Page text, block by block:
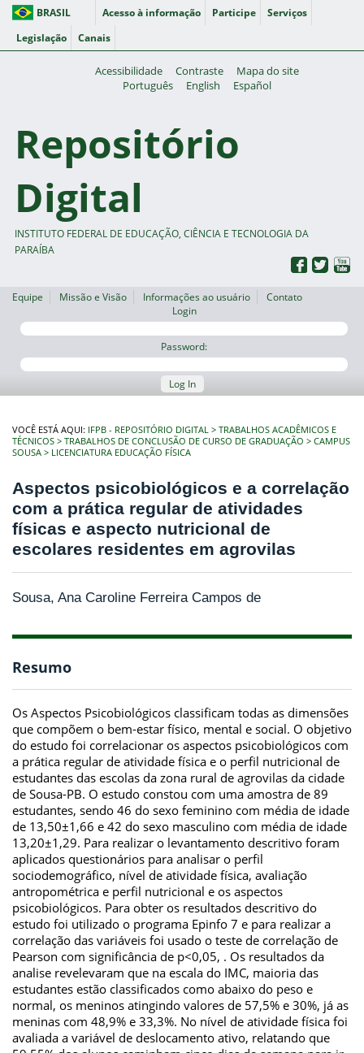
BRASIL Acesso à informação Participe
Serviços
Legislação
Canais
Acessibilidade Contraste
Mapa do site
Português
English Español
Repositório
Digital
INSTITUTO FEDERAL DE EDUCAÇÃO, CIÊNCIA E TECNOLOGIA DA
PARAÍBA
Equipe Missão e Visão Informações ao usuário
Contato
Login
Password:
Log In
VOCÊ ESTÁ AQUI: IFPB - REPOSITÓRIO DIGITAL
TRABALHOS ACADÊMICOS E
TÉCNICOS
TRABALHOS DE CONCLUSÃO DE CURSO DE GRADUAÇÃO
CAMPUS
SOUSA
LICENCIATURA EDUCAÇÃO FÍSICA
Aspectos psicobiológicos e a correlação
com a prática regular de atividades
físicas e aspecto nutricional de
escolares residentes em agrovilas
Sousa, Ana Caroline Ferreira Campos de
Resumo
Os Aspectos Psicobiológicos classificam todas as dimensões
que compõem o bem-estar físico, mental e social. O objetivo
do estudo foi correlacionar os aspectos psicobiológicos com
a prática regular de atividade física e o perfil nutricional de
estudantes das escolas da zona rural de agrovilas da cidade
de Sousa-PB. O estudo constou com uma amostra de 89
estudantes, sendo 46 do sexo feminino com média de idade
de 13,50±1,66 e 42 do sexo masculino com média de idade
13,20±1,29. Para realizar o levantamento descritivo foram
aplicados questionários para analisar o perfil
sociodemográfico, nível de atividade física, avaliação
antropométrica e perfil nutricional e os aspectos
psicobiológicos. Para obter os resultados descritivo do
estudo foi utilizado o programa Epinfo 7 e para realizar a
correlação das variáveis foi usado o teste de correlação de
Pearson com significância de p<0,05, . Os resultados da
analise revelevaram que na escala do IMC, maioria das
estudantes estão classificados como abaixo do peso e
normal, os meninos atingindo valores de 57,5% e 30%, já as
meninas com 48,9% e 33,3%. No nível de atividade física foi
avaliada a variável de deslocamento ativo, relatando que